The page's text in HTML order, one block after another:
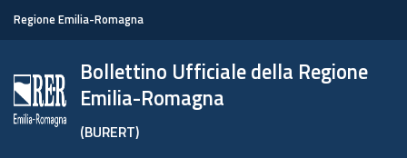
Regione Emilia-Romagna
Bollettino Ufficiale della Regione
Emilia-Romagna
(BURERT)